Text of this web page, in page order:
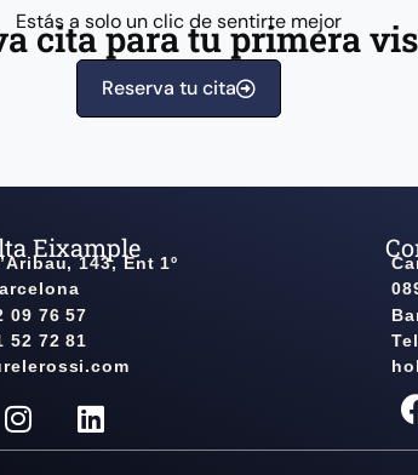
Estás a solo un clic de sentirte mejor
cita para tu primera
Reserva tu cita
Eixample
143, Ent 1º
09 76 57
52 72 81